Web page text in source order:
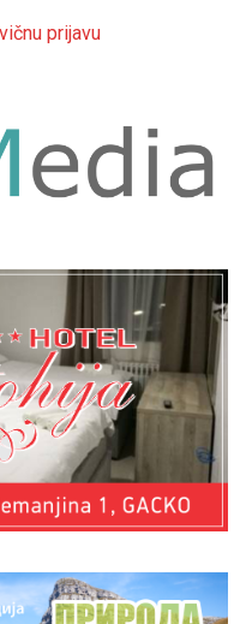
prijavu